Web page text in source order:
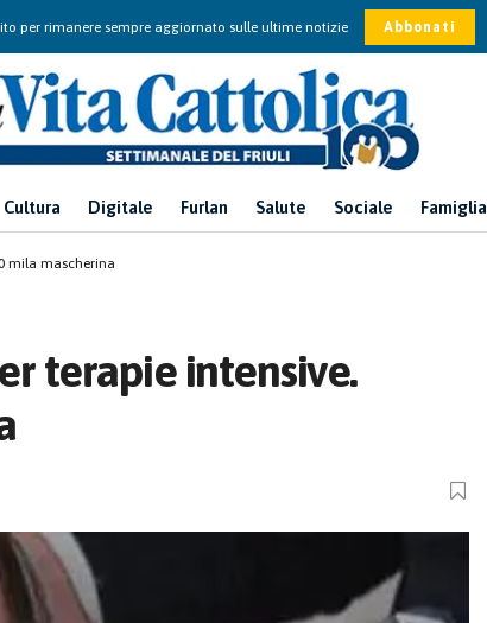
per rimanere sempre aggiornato sulle ultime notizie Abbonati
Cultura Digitale Furlan Salute Sociale Famiglia
mila mascherina
terapie intensive.